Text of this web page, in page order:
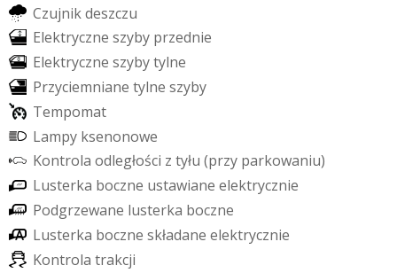
Czujnikdeszczu
Elektryczne szyby przednie
Elektryczne szybytylne
Przyciemniane tylne szyby
Tempomat
Lampy ksenonowe
Kontrola odległości z tyłu (przy parkowaniu)
Lusterka boczne ustawiane elektrycznie
Podgrzewane lusterka boczne
Lusterka boczne składane elektrycznie
Kontrola trakcji